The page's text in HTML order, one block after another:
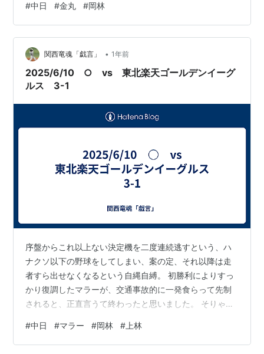
川、瀧澤へ同じような高めに抜けたスライダーを投げ
て、連打を食らってしまったのよね。 それ以降は見事に
立ち直りましたが、やっぱり毎度の立ち上がり、前半で
の不安定さはクリアされんままなんで、そこは意識して
もらいたいね。 援護点もたったの１点のみやったんで、
また初勝利はお預けやけど、次こそピシャッと勝って
#中日 #金丸 #岡林
関西竜魂「戯言」 • 1年前
2025/6/10 ○ vs 東北楽天ゴールデンイーグ
ルス 3-1
序盤からこれ以上ない決定機を二度連続逃すという、ハ
ナクソ以下の野球をしてしまい、案の定、それ以降は走
者すら出せなくなるという自縄自縛。 初勝利によりすっ
かり復調したマラーが、交通事故的に一発食らって先制
されると、正直言うて終わったと思いました。 そりゃク
なぁと。 しかし彼女の気まぐれで７回二死からチャンス
を掴むと、岡林の巧打で同点に持ち込めました。 内寄り
#中日 #マラー #岡林 # 上林